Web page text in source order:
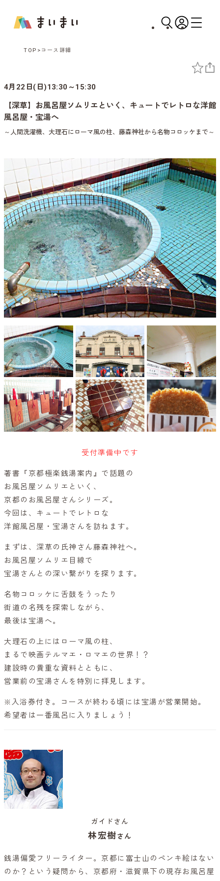
TOP コース詳細
4月22日(日)13:30～15:30
【深草】お風呂屋ソムリエといく、キュートでレトロな洋館
風呂屋・宝湯へ
～人間洗濯機、大理石にローマ風の柱、藤森神社から名物コロッケまで～
受付準備中です
著書『京都極楽銭湯案内』で話題の
お風呂屋ソムリエといく、
京都のお風呂屋さんシリーズ。
今回は、キュートでレトロな
洋館風呂屋・宝湯さんを訪ねます。
まずは、深草の氏神さん藤森神社へ。
お風呂屋ソムリエ目線で
宝湯さんとの深い繋がりを探ります。
名物コロッケに舌鼓をうったり
街道の名残を探索しながら、
最後は宝湯へ。
大理石の上にはローマ風の柱、
まるで映画テルマエ・ロマエの世界！？
建設時の貴重な資料とともに、
営業前の宝湯さんを特別に拝見します。
※入浴券付き。コースが終わる頃には宝湯が営業開始。
希望者は一番風呂に入りましょう！
ガイドさん
林宏樹さん
銭湯偏愛フリーライター。京都に富士山のペンキ絵はない
のか？という疑問から、京都府・滋賀県下の現存お風呂屋